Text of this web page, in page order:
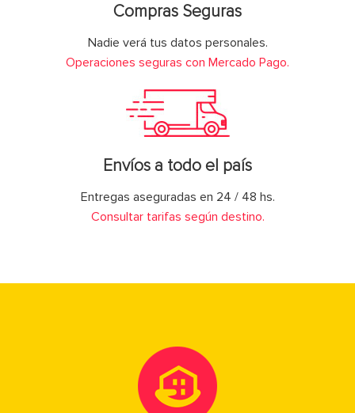
Compras Seguras
Nadie verá tus datos personales.
Operaciones seguras con Mercado Pago.
Envíos a todo el país
Entregas aseguradas en 24 / 48 hs.
Consultar tarifas según destino.